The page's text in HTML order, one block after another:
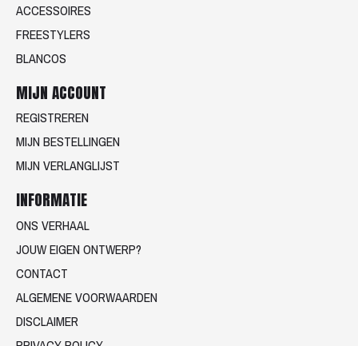
ACCESSOIRES
FREESTYLERS
BLANCOS
MIJN ACCOUNT
REGISTREREN
MIJN BESTELLINGEN
MIJN VERLANGLIJST
INFORMATIE
ONS VERHAAL
JOUW EIGEN ONTWERP?
CONTACT
ALGEMENE VOORWAARDEN
DISCLAIMER